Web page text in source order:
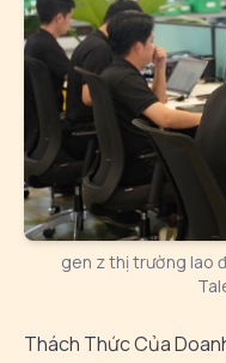
gen z thị trường lao
Thách Thức Của